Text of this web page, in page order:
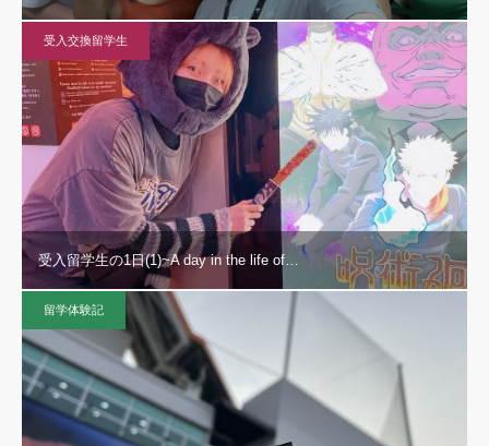
受入交換留学生
受入留学生の1日(1)~A day in the life of…
留学体験記